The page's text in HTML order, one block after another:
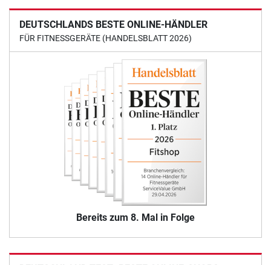
DEUTSCHLANDS BESTE ONLINE-HÄNDLER
FÜR FITNESSGERÄTE (HANDELSBLATT 2026)
Bereits zum 8. Mal in Folge